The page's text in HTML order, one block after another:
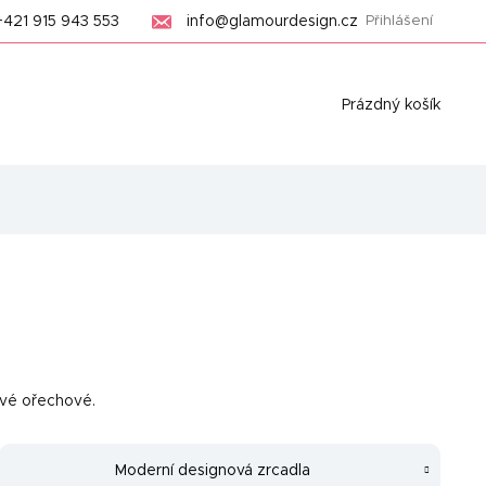
915 943 553 info@glamourdesign.cz Přihlášení
Nákupní
Prázdný košík
ořechové.
Moderní designová zrcadla